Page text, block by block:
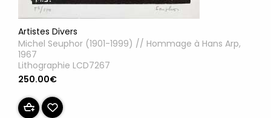
Artistes Divers
Michel Seuphor (1901-1999) // Hommage à Hans Arp,
1967
Lithographie LCD7267
250.00€